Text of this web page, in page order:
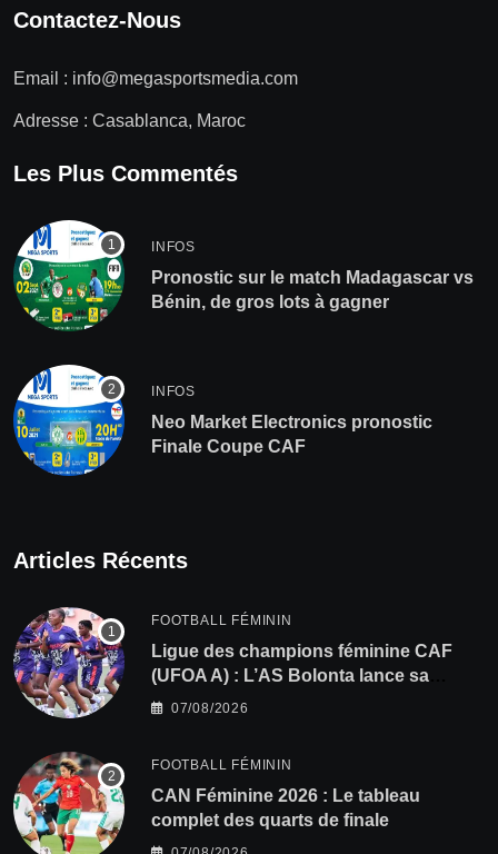
Contactez-Nous
Email : info@megasportsmedia.com
Adresse : Casablanca, Maroc
Les Plus Commentés
INFOS
Pronostic sur le match Madagascar vs
Bénin, de gros lots à gagner
INFOS
Neo Market Electronics pronostic
Finale Coupe CAF
Articles Récents
FOOTBALL FÉMININ
Ligue des champions féminine CAF
(UFOA A) : L’AS Bolonta lance sa
conquête de l’Afrique en Gambie
07/08/2026
FOOTBALL FÉMININ
CAN Féminine 2026 : Le tableau
complet des quarts de finale